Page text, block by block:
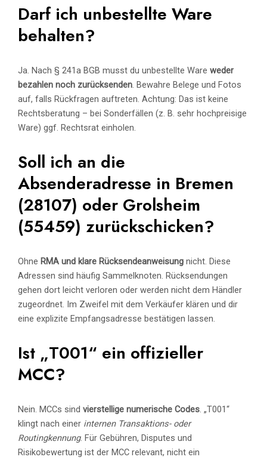
Darf ich unbestellte Ware
behalten?
Ja. Nach § 241a BGB musst du unbestellte Wareweder
bezahlen noch zurücksenden. Bewahre Belege und Fotos
auf, falls Rückfragen auftreten. Achtung: Das ist keine
Rechtsberatung – bei Sonderfällen (z. B. sehr hochpreisige
Ware) ggf. Rechtsrat einholen.
Soll ich an die
Absenderadresse in Bremen
(28107) oder Grolsheim
(55459) zurückschicken?
Ohne RMA und klare Rücksendeanweisung nicht. Diese
Adressen sind häufig Sammelknoten. Rücksendungen
gehen dort leicht verloren oder werden nicht dem Händler
zugeordnet. Im Zweifel mit dem Verkäufer klären und dir
eine explizite Empfangsadresse bestätigen lassen.
Ist „T001“ ein offizieller
MCC?
Nein. MCCs sindvierstellige numerische Codes. „T001“
klingt nach einer internen Transaktions- oder
Routingkennung. Für Gebühren, Disputes und
Risikobewertung ist der MCC relevant, nicht ein